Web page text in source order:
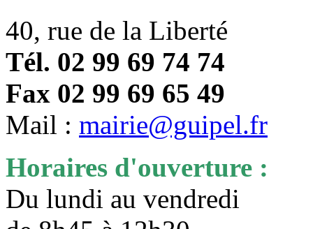
40, rue de la Liberté
Tél. 02 99 69 74 74
Fax 02 99 69 65 49
Mail : mairie@guipel.fr
Horaires d'ouverture :
Du lundi au vendredi